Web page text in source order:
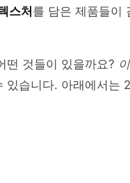
스처를 담은 제품들이
떤 것들이 있을까요?
있습니다. 아래에서는